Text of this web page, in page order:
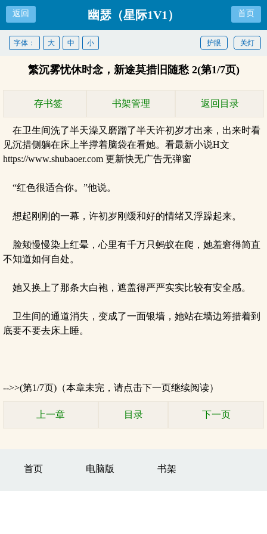
返回 幽瑟（星际1V1） 首页
关灯
护眼
字体： 大 中 小
繁沉雾忧休时念，新途莫措旧随愁 2(第1/7页)
存书签 书架管理 返回目录
在卫生间洗了半天澡又磨蹭了半天许初岁才出来，出来时看
见沉措侧躺在床上半撑着脑袋在看她。看最新小说H文
https://www.shubaoer.com 更新快无广告无弹窗
“红色很适合你。”他说。
想起刚刚的一幕，许初岁刚缓和好的情绪又浮躁起来。
脸颊慢慢染上红晕，心里有千万只蚂蚁在爬，她羞窘得简直
不知道如何自处。
她又换上了那条大白袍，遮盖得严严实实比较有安全感。
卫生间的通道消失，变成了一面银墙，她站在墙边筹措着到
底要不要去床上睡。
-->>(第1/7页)（本章未完，请点击下一页继续阅读）
上一章 目录 下一页
首页 电脑版 书架